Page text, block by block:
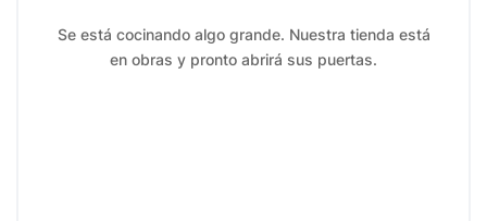
Se está cocinando algo grande. Nuestra tienda está
en obras y pronto abrirá sus puertas.